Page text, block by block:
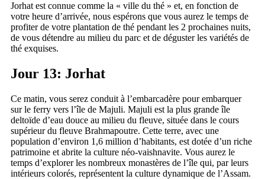
Jorhat est connue comme la « ville du thé » et, en fonction de
votre heure d’arrivée, nous espérons que vous aurez le temps de
profiter de votre plantation de thé pendant les 2 prochaines nuits,
de vous détendre au milieu du parc et de déguster les variétés de
thé exquises.
Jour 13: Jorhat
Ce matin, vous serez conduit à l’embarcadère pour embarquer
sur le ferry vers l’île de Majuli. Majuli est la plus grande île
deltoïde d’eau douce au milieu du fleuve, située dans le cours
supérieur du fleuve Brahmapoutre. Cette terre, avec une
population d’environ 1,6 million d’habitants, est dotée d’un riche
patrimoine et abrite la culture néo-vaishnavite. Vous aurez le
temps d’explorer les nombreux monastères de l’île qui, par leurs
intérieurs colorés, représentent la culture dynamique de l’Assam.